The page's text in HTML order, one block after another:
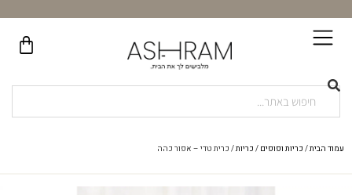
עמוד הבית/ כריות ופופים / כריות/ כרית טדי – אפור כהה